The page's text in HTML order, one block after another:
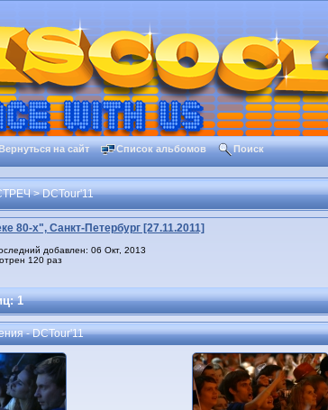
на сайт Список альбомов Поиск
>DCTour'11
80-х", Санкт-Петербург [27.11.2011]
добавлен: 06 Окт, 2013
120 раз
1
- DCTour'11